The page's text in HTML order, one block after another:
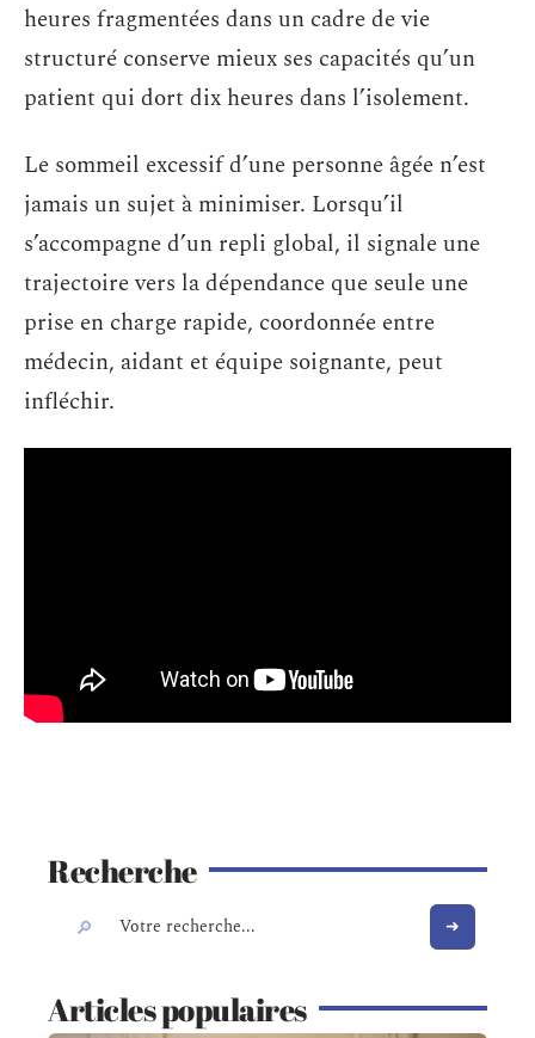
heures fragmentées dans un cadre de vie
structuré conserve mieux ses capacités qu’un
patient qui dort dix heures dans l’isolement.
Le sommeil excessif d’une personne âgée n’est
jamais un sujet à minimiser. Lorsqu’il
s’accompagne d’un repli global, il signale une
trajectoire vers la dépendance que seule une
prise en charge rapide, coordonnée entre
médecin, aidant et équipe soignante, peut
infléchir.
Recherche
Articles populaires